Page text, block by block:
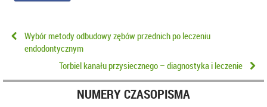
Wybór metody odbudowy zębów przednich po leczeniu
endodontycznym
Torbiel kanału przysiecznego – diagnostyka i leczenie
NUMERY CZASOPISMA